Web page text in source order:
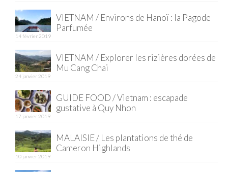
VIETNAM / Environs de Hanoï : la Pagode
Parfumée
14 février 2019
VIETNAM / Explorer les rizières dorées de
Mu Cang Chai
24 janvier 2019
GUIDE FOOD / Vietnam : escapade
gustative à Quy Nhon
17 janvier 2019
MALAISIE / Les plantations de thé de
Cameron Highlands
10 janvier 2019